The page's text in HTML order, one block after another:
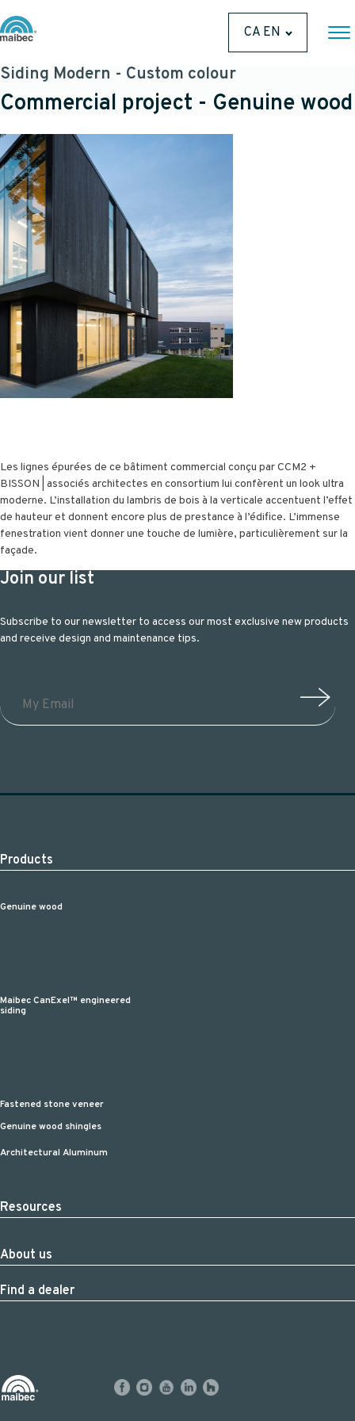
CA EN
Siding Modern - Custom colour
Commercial project - Genuine wood
Les lignes épurées de ce bâtiment commercial conçu par CCM2 +
BISSON | associés architectes en consortium lui confèrent un look ultra
moderne. L’installation du lambris de bois à la verticale accentuent l’effet
de hauteur et donnent encore plus de prestance à l’édifice. L’immense
fenestration vient donner une touche de lumière, particulièrement sur la
façade.
Join our list
Subscribe to our newsletter to access our most exclusive new products
and receive design and maintenance tips.
Products
Genuine wood
Maibec CanExel™ engineered
siding
Fastened stone veneer
Genuine wood shingles
Architectural Aluminum
Resources
About us
Find a dealer